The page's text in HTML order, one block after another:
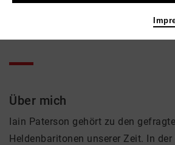
Über mich
Iain Paterson gehört zu den
Heldenbaritonen unserer Zeit. In